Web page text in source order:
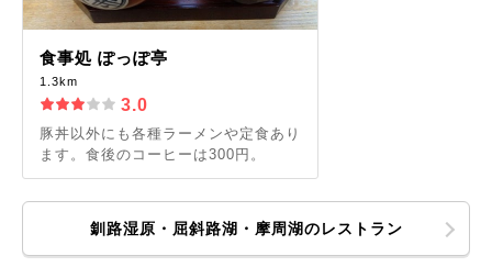
食事処 ぽっぽ亭
1.3km
3.0
豚丼以外にも各種ラーメンや定食あり
ます。食後のコーヒーは300円。
釧路湿原・屈斜路湖・摩周湖のレストラン